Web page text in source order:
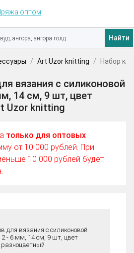
Найти
Art Uzor knitting Набор
вязания с силиконовой
14 см, 9 шт, цвет
Uzor knitting
только для оптовых
от 10 000 рублей. При
10 000 рублей будет
для вязания с силиконовой
2 - 6 мм, 14 см, 9 шт, цвет
разноцветный